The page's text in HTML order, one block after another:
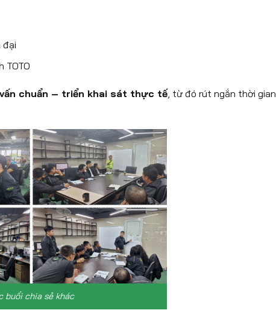
đại
TOTO
chuẩn – triển khai sát thực tế, từ đó rút ngắn thời gian
buổi chia sẻ khác